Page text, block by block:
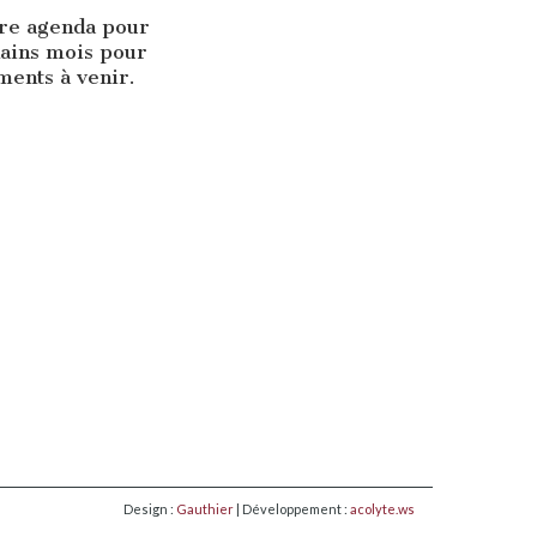
agenda pour
mois pour
à venir.
Design : Gauthier | Développement : acolyte.ws